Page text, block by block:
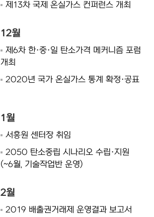
제13차 국제 온실가스 컨퍼런스 개최
12월
제6차 한·중·일 탄소가격 메커니즘 포럼
개최
2020년 국가 온실가스 통계 확정·공표
1월
서흥원 센터장 취임
2050 탄소중립 시나리오 수립·지원
(~6월, 기술작업반 운영)
2월
2019 배출권거래제 운영결과 보고서